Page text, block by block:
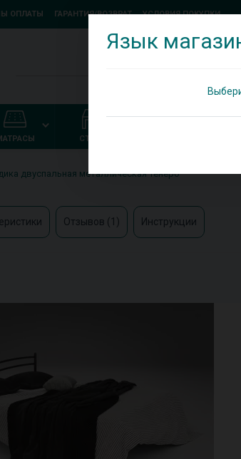
ОПЛАТЫ ГАРАНТИЯ/ВОЗВРАТ УСЛОВИЯ ПОКУПКИ
СТОЛЫ
двуспальная металлическая Тенеро
Язык
Отзывов (1) Инструкции